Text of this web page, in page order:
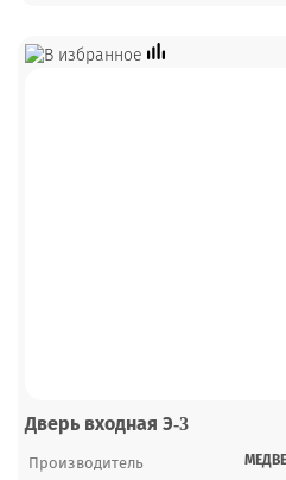
Дверь входная Э-3
Производитель